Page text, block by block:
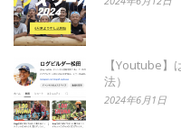
【Youtube
法）
2024年6月1日